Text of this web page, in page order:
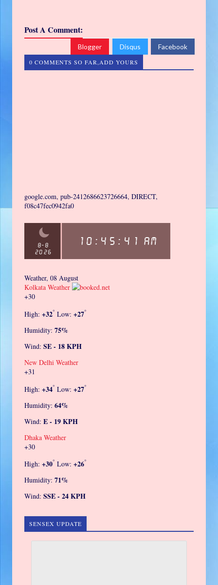
Post A Comment:
Blogger Disqus Facebook
0 COMMENTS SO FAR,ADD YOURS
google.com, pub-2412686623726664, DIRECT,
f08c47fec0942fa0
Weather, 08 August
Kolkata Weather
+30
High: +32° Low: +27°
Humidity: 75%
Wind: SE - 18 KPH
New Delhi Weather
+31
High: +34° Low: +27°
Humidity: 64%
Wind: E - 19 KPH
Dhaka Weather
+30
High: +30° Low: +26°
Humidity: 71%
Wind: SSE - 24 KPH
SENSEX UPDATE